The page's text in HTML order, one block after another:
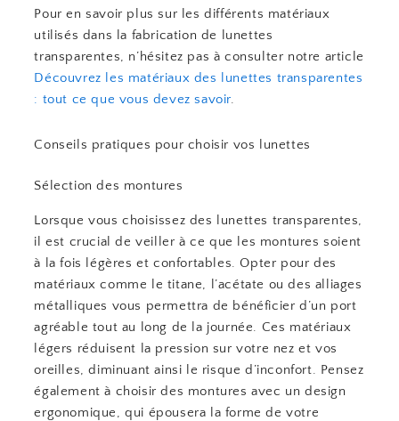
Pour en savoir plus sur les différents matériaux
utilisés dans la fabrication de lunettes
transparentes, n’hésitez pas à consulter notre article
Découvrez les matériaux des lunettes transparentes
: tout ce que vous devez savoir.
Conseils pratiques pour choisir vos lunettes
Sélection des montures
Lorsque vous choisissez des lunettes transparentes,
il est crucial de veiller à ce que les montures soient
à la fois légères et confortables. Opter pour des
matériaux comme le titane, l’acétate ou des alliages
métalliques vous permettra de bénéficier d’un port
agréable tout au long de la journée. Ces matériaux
légers réduisent la pression sur votre nez et vos
oreilles, diminuant ainsi le risque d’inconfort. Pensez
également à choisir des montures avec un design
ergonomique, qui épousera la forme de votre